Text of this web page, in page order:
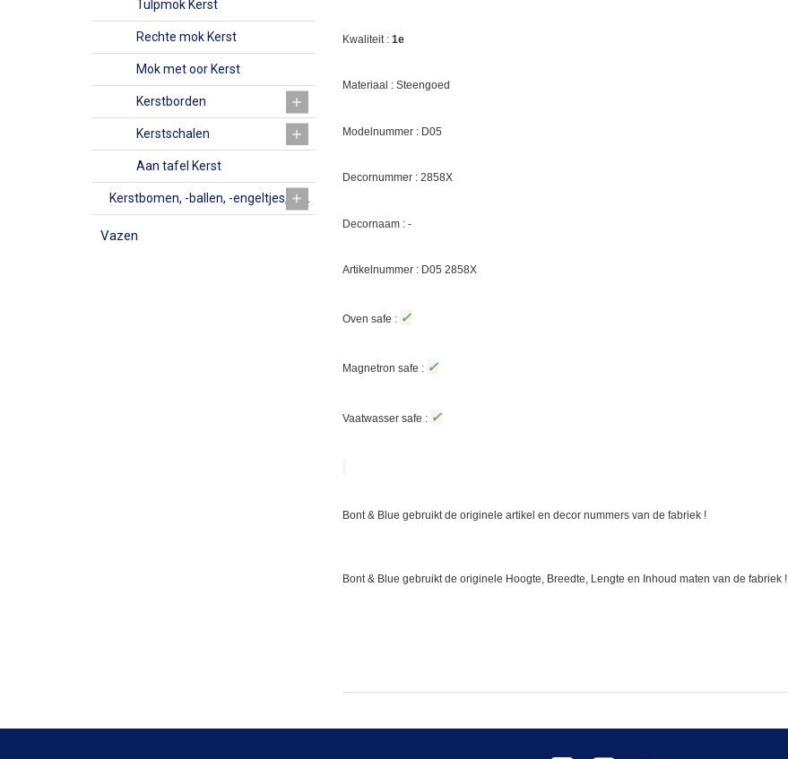
Tulpmok Kerst
Rechte mok Kerst
Mok met oor Kerst
Kerstborden
Kerstschalen
Aan tafel Kerst
Vazen
Kwaliteit : 1e
Materiaal : Steengoed
Modelnummer : D05
Decornummer : 2858X
Decornaam : -
Artikelnummer : D05 2858X
Oven safe : ✓
Magnetron safe : ✓
Vaatwasser safe : ✓
Bont & Blue gebruikt de originele artikel en decor nummers van de fabriek !
Bont & Blue gebruikt de originele Hoogte, Breedte, Lengte en Inhoud maten van de fabriek !